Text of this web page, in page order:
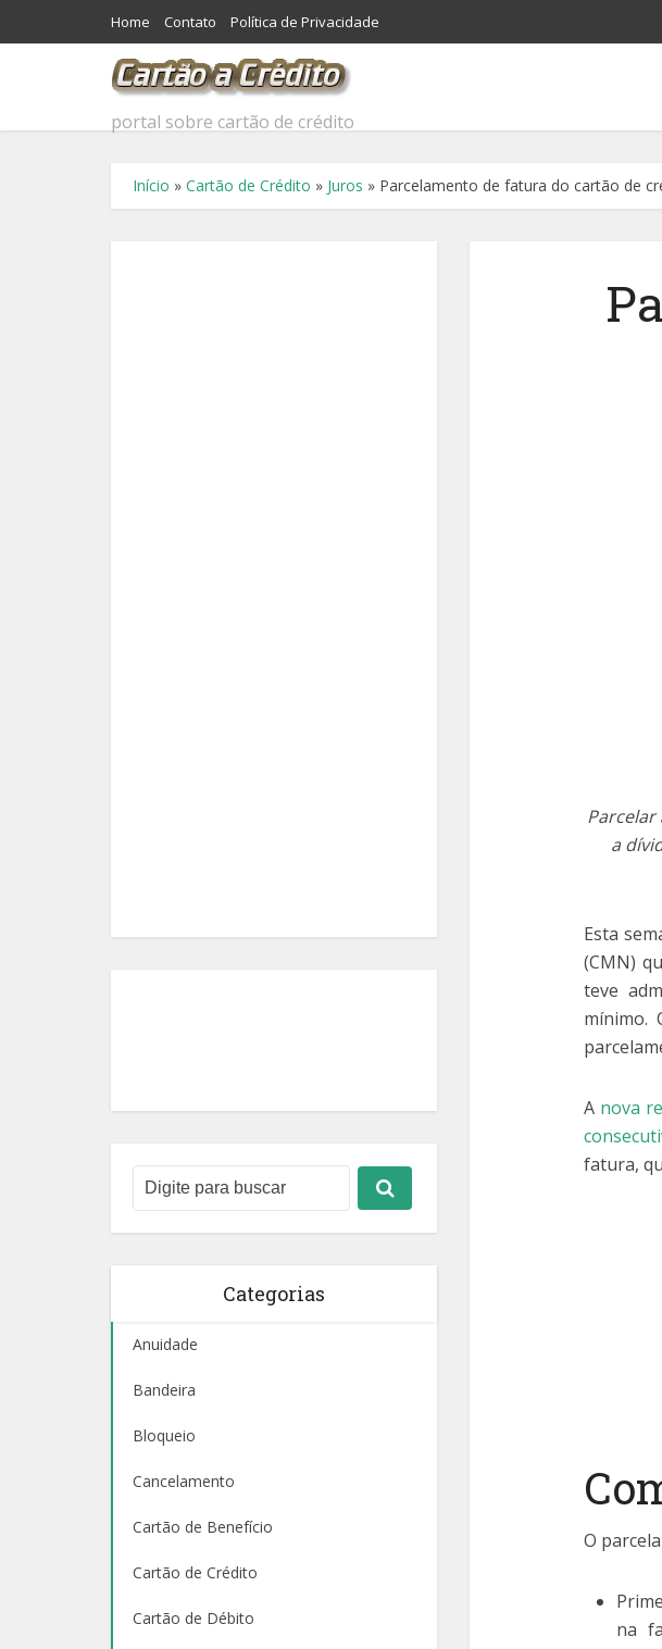
Home Contato Política de Privacidade
portal sobre cartão de crédito
Início » Cartão de Crédito » Juros » Parcelamento de fatura do cartão de
Categorias
Anuidade
Bandeira
Bloqueio
Cancelamento
Cartão de Benefício
Cartão de Crédito
Cartão de Débito
a
Esta
(CMN)
teve
mínimo.
A nova
fatura,
O
na